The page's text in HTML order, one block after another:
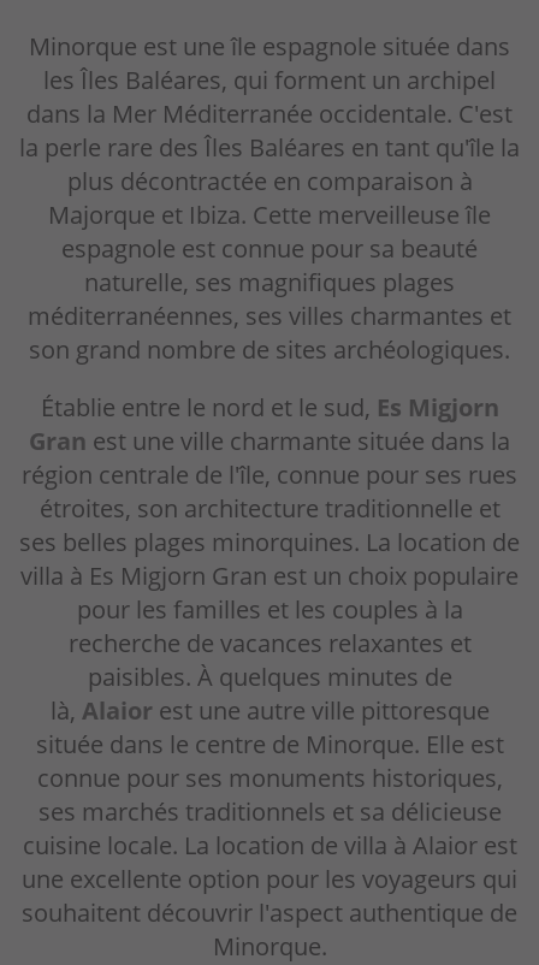
Minorque est une île espagnole située dans
les Îles Baléares, qui forment un archipel
dans la Mer Méditerranée occidentale. C'est
la perle rare des Îles Baléares en tant qu'île la
plus décontractée en comparaison à
Majorque et Ibiza. Cette merveilleuse île
espagnole est connue pour sa beauté
naturelle, ses magnifiques plages
méditerranéennes, ses villes charmantes et
son grand nombre de sites archéologiques.
Établie entre le nord et le sud, Es Migjorn
Gran est une ville charmante située dans la
région centrale de l'île, connue pour ses rues
étroites, son architecture traditionnelle et
ses belles plages minorquines. La location de
villa à Es Migjorn Gran est un choix populaire
pour les familles et les couples à la
recherche de vacances relaxantes et
paisibles. À quelques minutes de
là, Alaior est une autre ville pittoresque
située dans le centre de Minorque. Elle est
connue pour ses monuments historiques,
ses marchés traditionnels et sa délicieuse
cuisine locale. La location de villa à Alaior est
une excellente option pour les voyageurs qui
souhaitent découvrir l'aspect authentique de
Minorque.